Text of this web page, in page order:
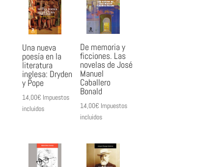
Una nueva
poesía en la
literatura
inglesa: Dryden
y Pope
14,00€ Impuestos
incluidos
De memoria y
ficciones. Las
novelas de José
Manuel
Caballero
Bonald
14,00€ Impuestos
incluidos